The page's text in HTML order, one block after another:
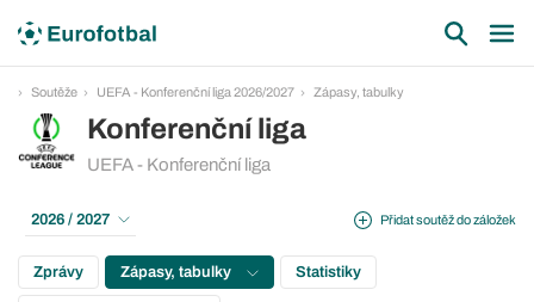
Soutěže UEFA - Konferenční liga 2026/2027 Zápasy, tabulky
Konferenční liga
UEFA - Konferenční liga
Přidat soutěž do záložek
2026 / 2027
Zprávy Zápasy, tabulky Statistiky